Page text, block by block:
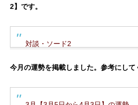
2】です。
対談・ソード2
今月の運勢を掲載しました。参考にして